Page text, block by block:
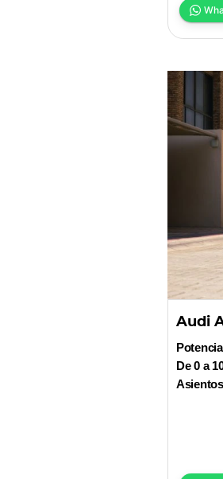
Audi
De 0 a